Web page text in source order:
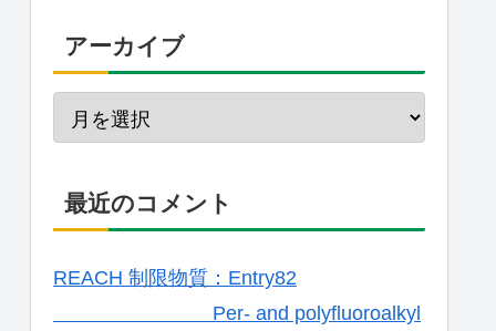
アーカイブ
最近のコメント
REACH 制限物質：Entry82
Per- and polyfluoroalkyl